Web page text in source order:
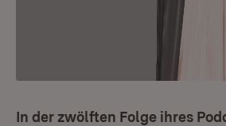
In der zwölften Folge ihres